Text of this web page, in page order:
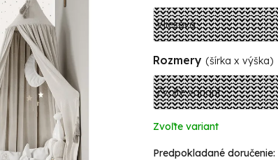
Rozmery (šírka x výška)
Zvoľte variant